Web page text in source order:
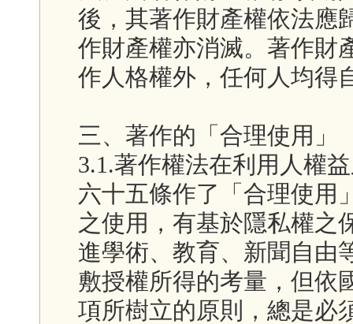
後，其著作財產權依法應
作財產權亦消滅。著作財
作人格權外，任何人均得
三、著作的「合理使用」
3.1.著作權法在利用人權
六十五條作了「合理使用
之使用，有基於隱私權之
進學術、教育、新聞自由
敷授權所得的考量，但依
項所樹立的原則，總是必